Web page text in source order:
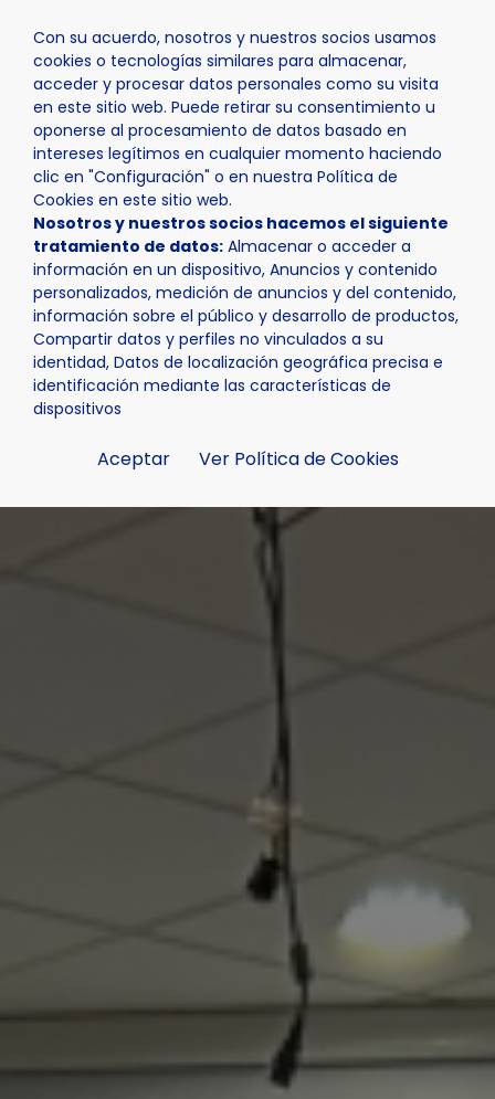
Con su acuerdo, nosotros y nuestros socios usamos
cookies o tecnologías similares para almacenar,
acceder y procesar datos personales como su visita
en este sitio web. Puede retirar su consentimiento u
oponerse al procesamiento de datos basado en
intereses legítimos en cualquier momento haciendo
clic en "Configuración" o en nuestra Política de
Cookies en este sitio web.
Nosotros y nuestros socios hacemos el siguiente
tratamiento de datos: Almacenar o acceder a
información en un dispositivo, Anuncios y contenido
personalizados, medición de anuncios y del contenido,
información sobre el público y desarrollo de productos,
Compartir datos y perfiles no vinculados a su
identidad, Datos de localización geográfica precisa e
identificación mediante las características de
dispositivos
Aceptar Ver Política de Cookies
Inicio Actualidad Noticias Noticia - Teatro,